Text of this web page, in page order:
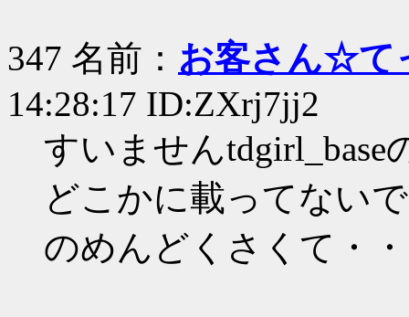
347 名前： お客さん☆て
14:28:17 ID:ZXrj7jj2
すいません
どこかに載ってない
のめんどくさくて・・